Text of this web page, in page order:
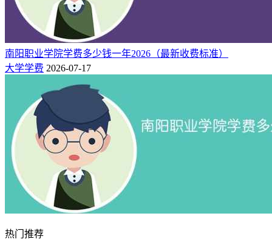
南阳职业学院学费多少钱一年2026（最新收费标准）
大学学费 2026-07-17
热门推荐